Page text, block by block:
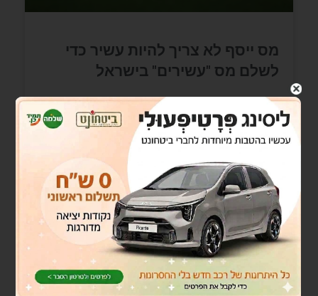
מס ייסף לא צריך להיות עשיר כדי
לשלם מס "עשירים" בישראל
לא צריך להיות עשיר כדי לשלם מס "עשירים"
בישראללמה לשים לב לקראת סוף שנה ..עצמאי וגם
שכיר (ובעצם כולם)–רקעזוכרים את חוק ההסדרים
READ MORE »
ספטמבר 20, 2021 אין תגובות